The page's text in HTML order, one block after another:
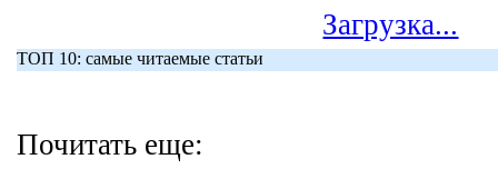
Загрузка...
ТОП 10: самые читаемые статьи
Почитать еще: